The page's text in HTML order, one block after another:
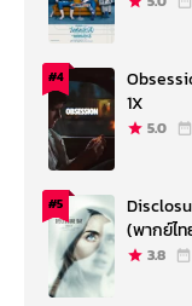
#4
1X
5.0
#5
(พากย์ไท
3.8